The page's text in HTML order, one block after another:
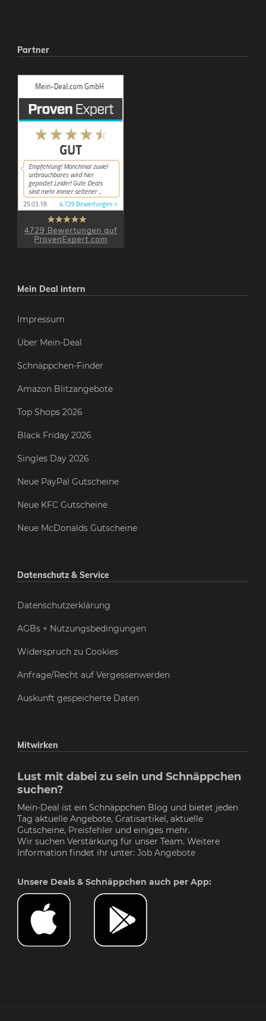
Partner
Mein Deal intern
Impressum
Über Mein-Deal
Schnäppchen-Finder
Amazon Blitzangebote
Top Shops 2026
Black Friday 2026
Singles Day 2026
Neue PayPal Gutscheine
Neue KFC Gutscheine
Neue McDonalds Gutscheine
Datenschutz & Service
Datenschutzerklärung
AGBs + Nutzungsbedingungen
Widerspruch zu Cookies
Anfrage/Recht auf Vergessenwerden
Auskunft gespeicherte Daten
Mitwirken
Lust mit dabei zu sein und Schnäppchen
suchen?
Mein-Deal ist ein Schnäppchen Blog und bietet jeden
Tag aktuelle Angebote, Gratisartikel, aktuelle
Gutscheine, Preisfehler und einiges mehr.
Wir suchen Verstärkung für unser Team. Weitere
Information findet ihr unter: Job Angebote
Unsere Deals & Schnäppchen auch per App: